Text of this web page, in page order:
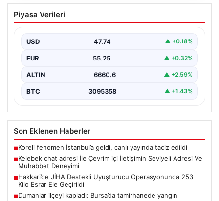
Kelebek chat adresi İle Çevrim içi
İletişimin Seviyeli Adresi Ve Muhabbet
İnternet çağında bireylerin seviyeli bir şekilde bağlantı
Piyasa Verileri
USD 47.74 ▲ +0.18%
EUR 55.25 ▲ +0.32%
ALTIN 6660.6 ▲ +2.59%
BTC 3095358 ▲ +1.43%
Son Eklenen Haberler
■Koreli fenomen İstanbul’a geldi, canlı yayında taciz edildi
■Kelebek chat adresi İle Çevrim içi İletişimin Seviyeli Adresi Ve
Muhabbet Deneyimi
■Hakkari’de JİHA Destekli Uyuşturucu Operasyonunda 253
Kilo Esrar Ele Geçirildi
■Dumanlar ilçeyi kapladı: Bursa’da tamirhanede yangın